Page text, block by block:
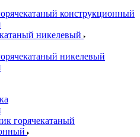
конструкционный
никелевый
никелевый
горячекатаный